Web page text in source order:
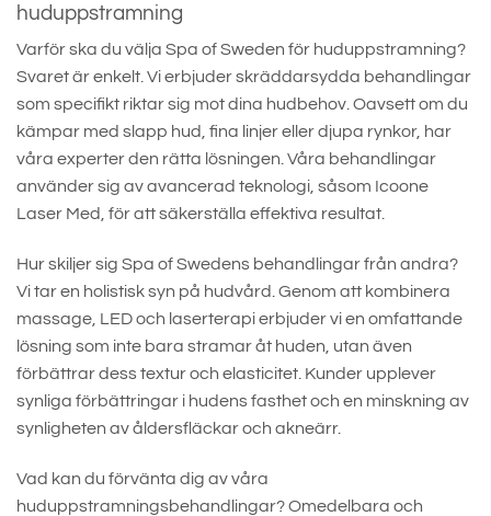
huduppstramning
Varför ska du välja Spa of Sweden för huduppstramning?
Svaret är enkelt. Vi erbjuder skräddarsydda behandlingar
som specifikt riktar sig mot dina hudbehov. Oavsett om du
kämpar med slapp hud, fina linjer eller djupa rynkor, har
våra experter den rätta lösningen. Våra behandlingar
använder sig av avancerad teknologi, såsom Icoone
Laser Med, för att säkerställa effektiva resultat.
Hur skiljer sig Spa of Swedens behandlingar från andra?
Vi tar en holistisk syn på hudvård. Genom att kombinera
massage, LED och laserterapi erbjuder vi en omfattande
lösning som inte bara stramar åt huden, utan även
förbättrar dess textur och elasticitet. Kunder upplever
synliga förbättringar i hudens fasthet och en minskning av
synligheten av åldersfläckar och akneärr.
Vad kan du förvänta dig av våra
huduppstramningsbehandlingar? Omedelbara och